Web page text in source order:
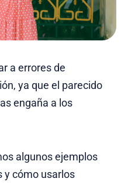
a errores de
ya que el parecido
engaña a los
algunos ejemplos
y cómo usarlos